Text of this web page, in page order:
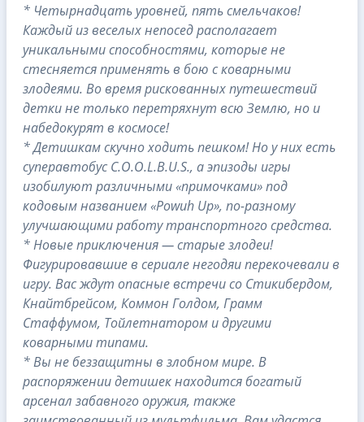
* Четырнадцать уровней, пять смельчаков!
Каждый из веселых непосед располагает
уникальными способностями, которые не
стесняется применять в бою с коварными
злодеями. Во время рискованных путешествий
детки не только перетряхнут всю Землю, но и
набедокурят в космосе!
* Детишкам скучно ходить пешком! Но у них есть
суперавтобус C.O.O.L.B.U.S., а эпизоды игры
изобилуют различными «примочками» под
кодовым названием «Powuh Up», по-разному
улучшающими работу транспортного средства.
* Новые приключения — старые злодеи!
Фигурировавшие в сериале негодяи перекочевали в
игру. Вас ждут опасные встречи со Стикибердом,
Кнайтбрейсом, Коммон Голдом, Грамм
Стаффумом, Тойлетнатором и другими
коварными типами.
* Вы не беззащитны в злобном мире. В
распоряжении детишек находится богатый
арсенал забавного оружия, также